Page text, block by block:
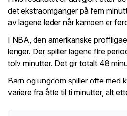
det ekstraomganger på fem
av lagene leder når kampen er
I NBA, den amerikanske
lenger. Der spiller lagene fire
tolv minutter. Det gir totalt 48
Barn og ungdom spiller ofte med
variere fra åtte til ti minutter, alt